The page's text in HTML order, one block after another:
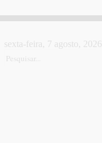
sexta-feira, 7 agosto, 2026